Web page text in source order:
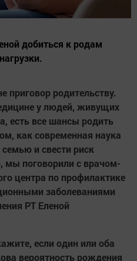
добиться к родам
приговор родительству.
у людей, живущих
есть все шансы родить
как современная наука
и свести риск
мы поговорили с врачом-
центра по профилактике
заболеваниями
РТ Еленой
если один или оба
вероятность рождения